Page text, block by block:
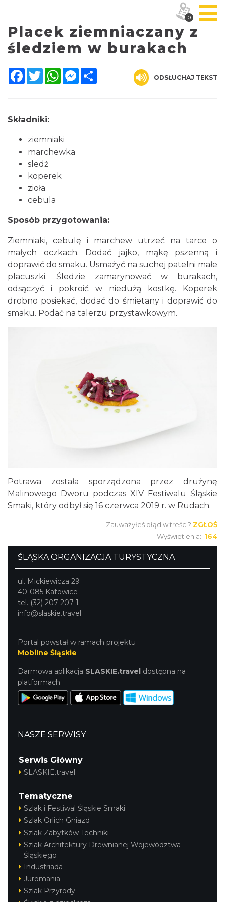
Placek ziemniaczany z
śledziem w burakach
Facebook
TwitterWhatsAppMessenger
ODSŁUCHAJ TEKST
Składniki:
ziemniaki
marchewka
sledź
koperek
zioła
cebula
Sposób przygotowania:
Ziemniaki, cebulę i marchew utrzeć na tarce o
małych oczkach. Dodać jajko, mąkę pszenną i
doprawić do smaku. Usmażyć na suchej patelni małe
placuszki. Śledzie zamarynować w burakach,
odsączyć i pokroić w niedużą kostkę. Koperek
drobno posiekać, dodać do śmietany i doprawić do
smaku. Podać na talerzu przystawkowym.
Potrawa została sporządzona przez drużynę
Malinowego Dworu podczas XIV Festiwalu Śląskie
Smaki, który odbył się 16 czerwca 2019 r. w Rudach.
Zauważyłeś błąd w treści? ZGŁOŚ
Wyświetlenia: 164
ŚLĄSKA ORGANIZACJA TURYSTYCZNA
ul. Mickiewicza 29
40-085 Katowice
tel. (32) 207 207 1
info@slaskie.travel
Portal powstał w ramach projektu
Mobilne Śląskie
Darmowa aplikacja SLASKIE.travel dostępna na
platformach
NASZE SERWISY
Serwis Główny
SLASKIE.travel
Tematyczne
Szlak i Festiwal Śląskie Smaki
Szlak Orlich Gniazd
Szlak Zabytków Techniki
Szlak Architektury Drewnianej Województwa
Śląskiego
Industriada
Juromania
Szlak Przyrody
0